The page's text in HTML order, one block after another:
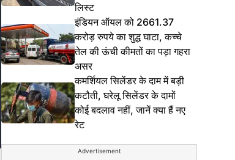
लिस्ट
इंडियन ऑयल को 2661.37
करोड़ रुपये का शुद्ध घाटा, कच्चे
तेल की ऊंची कीमतों का पड़ा गहरा
असर
कमर्शियल सिलेंडर के दाम में बड़ी
कटौती, घरेलू सिलेंडर के दामों
कोई बदलाव नहीं, जानें क्या हैं नए
रेट
Advertisement